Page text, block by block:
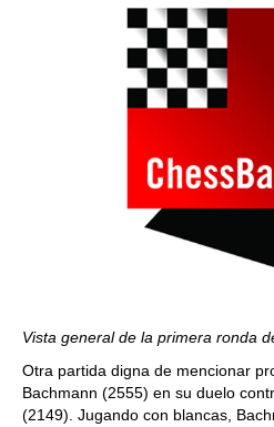
Vista general de la primera ronda
Otra partida digna de mencionar
Bachmann (2555) en su duelo
(2149). Jugando con blancas,